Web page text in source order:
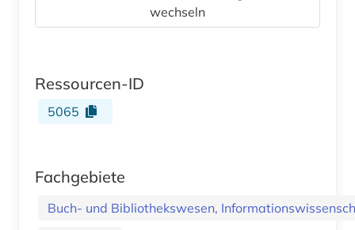
wechseln
Ressourcen-ID
5065
Fachgebiete
Buch- und Bibliothekswesen,